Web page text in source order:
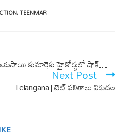
,TEENMAR
కుమార్తెకు హైకోర్టులో షాక్…
Next Post
Telangana | టెట్ ఫలితాలు విడుదల